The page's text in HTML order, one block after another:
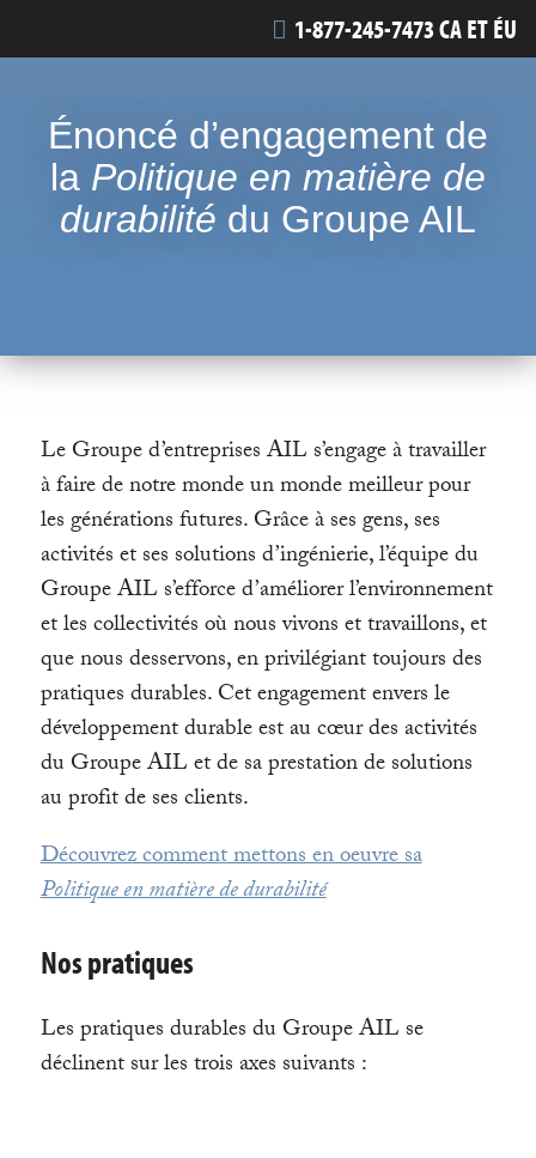
1-877-245-7473 CA ET ÉU
Énoncé d’engagement de
la Politique en matière de
durabilité du Groupe AIL
Le Groupe d’entreprises AIL s’engage à travailler
à faire de notre monde un monde meilleur pour
les générations futures. Grâce à ses gens, ses
activités et ses solutions d’ingénierie, l’équipe du
Groupe AIL s’efforce d’améliorer l’environnement
et les collectivités où nous vivons et travaillons, et
que nous desservons, en privilégiant toujours des
pratiques durables. Cet engagement envers le
développement durable est au cœur des activités
du Groupe AIL et de sa prestation de solutions
au profit de ses clients.
Découvrez comment mettons en oeuvre sa
Politique en matière de durabilité
Nos pratiques
Les pratiques durables du Groupe AIL se
déclinent sur les trois axes suivants :